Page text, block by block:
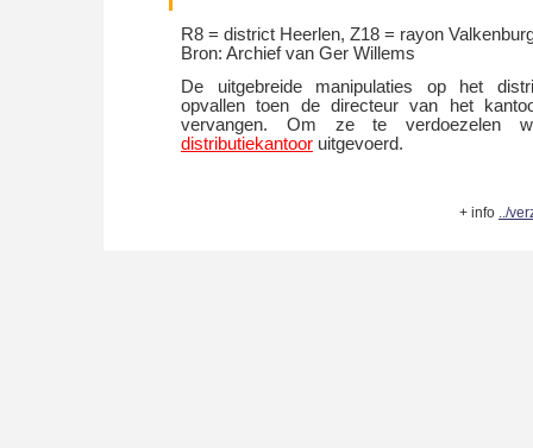
R8 = district Heerlen, Z18 = rayon
Bron: Archief van Ger Willems
De uitgebreide manipulaties op het
opvallen toen de directeur van het
vervangen. Om ze te verdoezelen
distributiekantoor uitgevoerd.
+ info ../